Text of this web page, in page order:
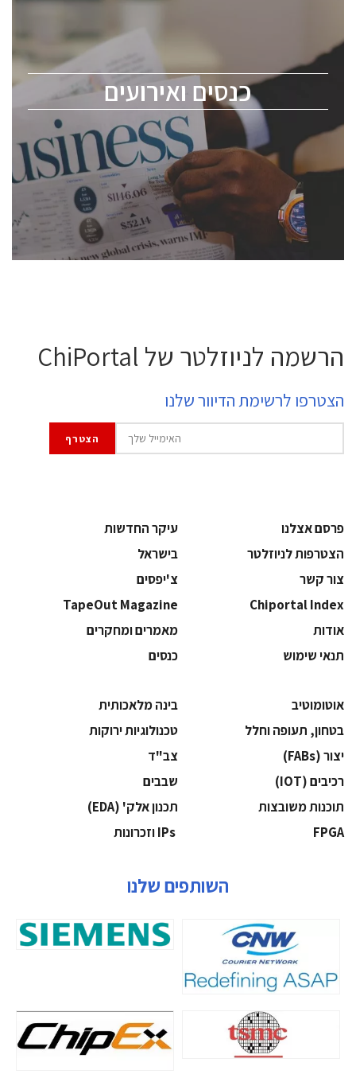
כנסים ואירועים
לכל העוסקים בתעשיית הסמיקונדקטור כולל מהנדסים,
ChipEx2026 will be held on May 12-13, 2026. The
conference is intended for everyone involved in the
semiconductor industry, including engineers,
professional experts, and senior executives.
לחץ לפרטים
הרשמה לניוזלטר של ChiPortal
הצטרפו לרשימת הדיוור שלנו
פרסם אצלנו
עיקר החדשות
הצטרפות לניוזלטר
בישראל
צור קשר
צ'יפסים
Chiportal Index
TapeOut Magazine
אודות
מאמרים ומחקרים
תנאי שימוש
כנסים
אוטומוטיב
בינה מלאכותית
בטחון, תעופה וחלל
‫טכנולוגיות ירוקות‬
‫יצור (‪(FABs‬‬
‫צב"ד‬
‫רכיבים‬ (IOT)
‫שבבים‬
‫תוכנות משובצות‬
‫תכנון אלק' (‪(EDA‬‬
‫‪FPGA‬‬
השותפים שלנו